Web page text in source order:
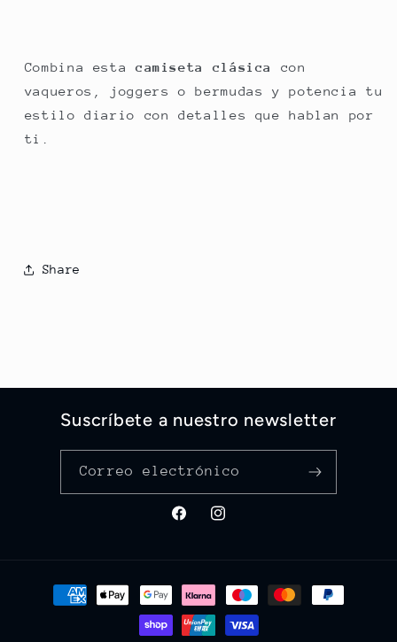
Combina estacamiseta clásica
con
vaqueros, joggers o bermudas y potencia tu
estilo diario con detalles que hablan por
ti.
Share
Suscríbete a nuestro newsletter
Correo electrónico
FacebookInstagram
Formas